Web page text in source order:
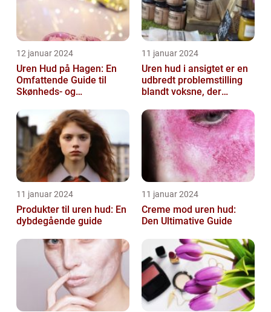
12 januar 2024
Uren Hud på Hagen: En
Omfattende Guide til
Skønheds- og
11 januar 2024
Uren hud i ansigtet er en
udbredt problemstilling
blandt voksne, der
kvinder...
11 januar 2024
Produkter til uren hud: En
dybdegående guide
11 januar 2024
Creme mod uren hud:
Den Ultimative Guide